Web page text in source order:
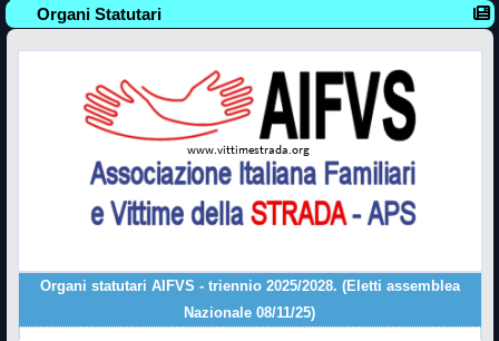
Organi Statutari
Organi statutari AIFVS - triennio 2025/2028. (Eletti assemblea
Nazionale 08/11/25)